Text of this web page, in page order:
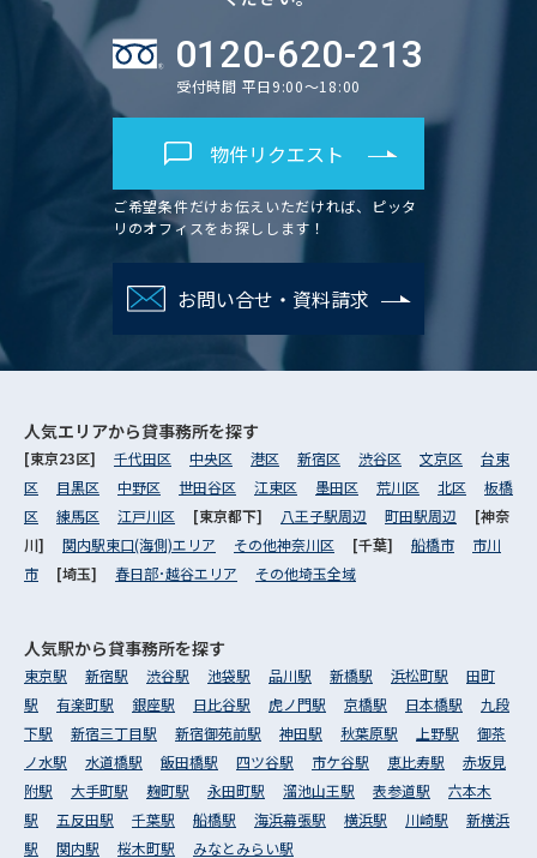
0120-620-213
受付時間 平日9:00～18:00
物件リクエスト
ご希望条件だけお伝えいただければ、ピッタ
リのオフィスをお探しします！
お問い合せ・資料請求
人気エリアから貸事務所を探す
[東京23区] 千代田区 中央区 港区 新宿区 渋谷区 文京区
台東
区
目黒区 中野区 世田谷区 江東区 墨田区 荒川区 北区
板橋
区
練馬区 江戸川区 [東京都下] 八王子駅周辺 町田駅周辺
[神奈
川] 関内駅東口(海側)エリア その他神奈川区 [千葉] 船橋市
市川
市
[埼玉] 春日部･越谷エリア その他埼玉全域
人気駅から貸事務所を探す
東京駅 新宿駅 渋谷駅 池袋駅 品川駅 新橋駅 浜松町駅
田町
駅
有楽町駅 銀座駅 日比谷駅 虎ノ門駅 京橋駅 日本橋駅
九段
下駅
新宿三丁目駅 新宿御苑前駅 神田駅 秋葉原駅 上野駅
御茶
ノ水駅
水道橋駅 飯田橋駅 四ツ谷駅 市ケ谷駅 恵比寿駅
赤坂見
附駅
大手町駅 麹町駅 永田町駅 溜池山王駅 表参道駅
六本木
駅
五反田駅 千葉駅 船橋駅 海浜幕張駅 横浜駅 川崎駅
新横浜
駅
関内駅 桜木町駅 みなとみらい駅